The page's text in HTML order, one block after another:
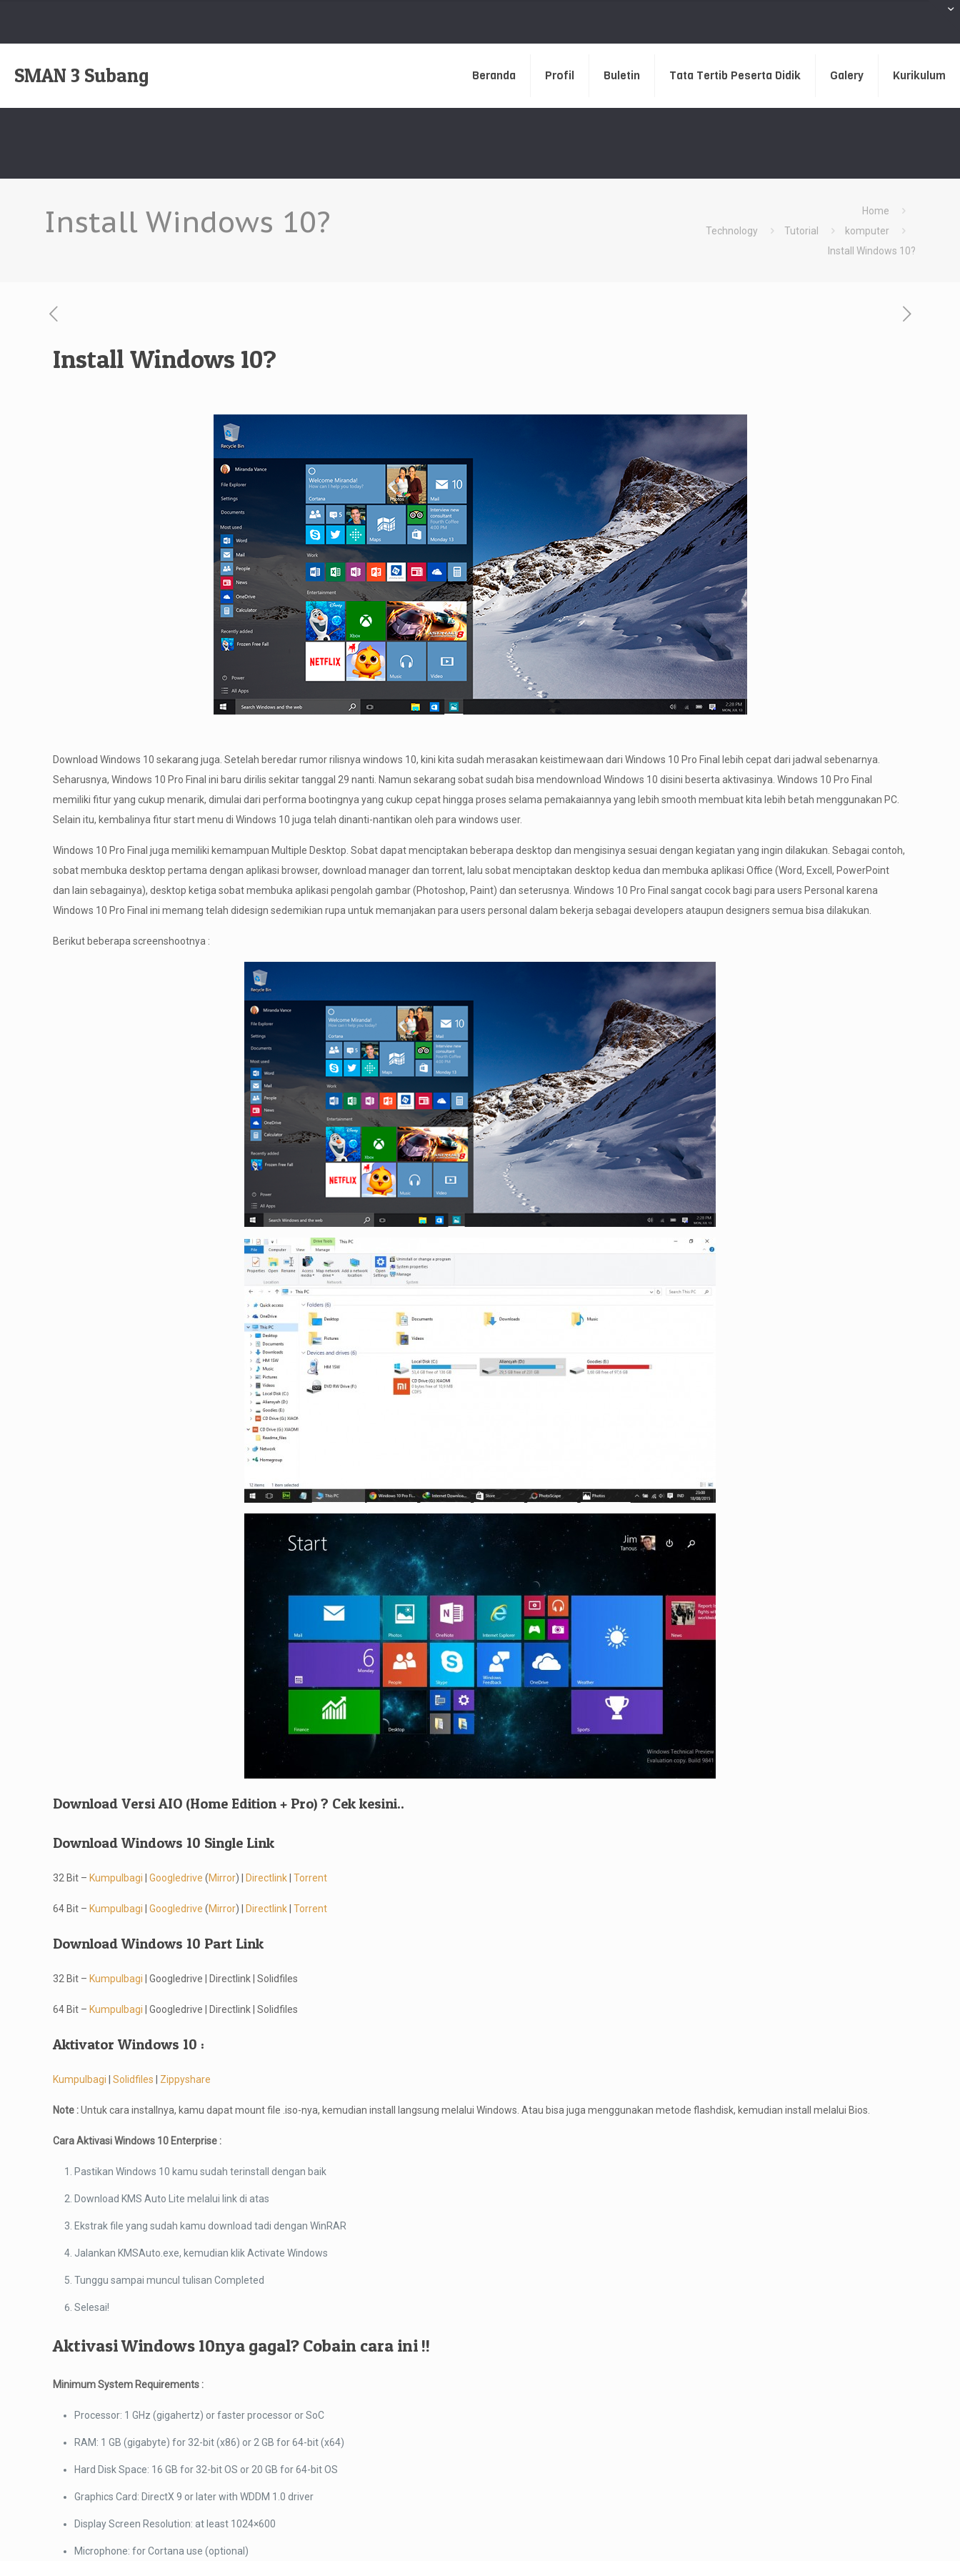
SMAN 3 Subang Beranda Profil Buletin Tata Tertib Peserta Didik Galery Kurikulum
Install Windows 10?
Home
Technology
Tutorial
komputer
Install Windows 10?
Install Windows 10?
Download Windows 10 sekarang juga. Setelah beredar rumor rilisnya windows 10, kini kita sudah merasakan keistimewaan dari Windows 10 Pro Final lebih cepat dari jadwal sebenarnya.
Seharusnya, Windows 10 Pro Final ini baru dirilis sekitar tanggal 29 nanti. Namun sekarang sobat sudah bisa mendownload Windows 10 disini beserta aktivasinya. Windows 10 Pro Final
memiliki fitur yang cukup menarik, dimulai dari performa bootingnya yang cukup cepat hingga proses selama pemakaiannya yang lebih smooth membuat kita lebih betah menggunakan PC.
Selain itu, kembalinya fitur start menu di Windows 10 juga telah dinanti-nantikan oleh para windows user.
Windows 10 Pro Final juga memiliki kemampuan Multiple Desktop. Sobat dapat menciptakan beberapa desktop dan mengisinya sesuai dengan kegiatan yang ingin dilakukan. Sebagai contoh,
sobat membuka desktop pertama dengan aplikasi browser, download manager dan torrent, lalu sobat menciptakan desktop kedua dan membuka aplikasi Office (Word, Excell, PowerPoint
dan lain sebagainya), desktop ketiga sobat membuka aplikasi pengolah gambar (Photoshop, Paint) dan seterusnya. Windows 10 Pro Final sangat cocok bagi para users Personal karena
Windows 10 Pro Final ini memang telah didesign sedemikian rupa untuk memanjakan para users personal dalam bekerja sebagai developers ataupun designers semua bisa dilakukan.
Berikut beberapa screenshootnya :
Download Versi AIO (Home Edition + Pro) ? Cek kesini..
Download Windows 10 Single Link
32 Bit – Kumpulbagi |Googledrive (Mirror) | Directlink |Torrent
64 Bit – Kumpulbagi |Googledrive (Mirror) | Directlink |Torrent
Download Windows 10 Part Link
32 Bit – Kumpulbagi | Googledrive | Directlink | Solidfiles
64 Bit – Kumpulbagi | Googledrive | Directlink | Solidfiles
Aktivator Windows 10 :
Kumpulbagi |Solidfiles Zippyshare
Note :Untuk cara installnya, kamu dapat mount file .iso-nya, kemudian install langsung melalui Windows. Atau bisa juga menggunakan metode flashdisk, kemudian install melalui Bios.
Cara Aktivasi Windows 10 Enterprise :
Pastikan Windows 10 kamu sudah terinstall dengan baik
Download KMS Auto Lite melalui link di atas
Ekstrak file yang sudah kamu download tadi dengan WinRAR
Jalankan KMSAuto.exe, kemudian klik Activate Windows
Tunggu sampai muncul tulisan Completed
Selesai!
Aktivasi Windows 10nya gagal? Cobain cara ini !!
Minimum System Requirements :
Processor: 1 GHz (gigahertz) or faster processor or SoC
RAM: 1 GB (gigabyte) for 32-bit (x86) or 2 GB for 64-bit (x64)
Hard Disk Space: 16 GB for 32-bit OS or 20 GB for 64-bit OS
Graphics Card: DirectX 9 or later with WDDM 1.0 driver
Display Screen Resolution: at least 1024×600
Microphone: for Cortana use (optional)